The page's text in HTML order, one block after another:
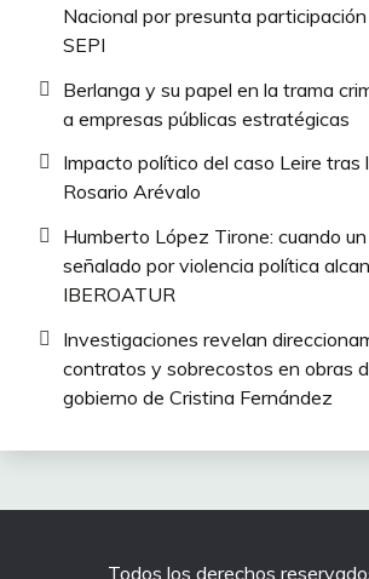
Nacional por presunta
SEPI
Berlanga y su papel en la trama
a empresas públicas estratégicas
Impacto político del caso Leire tras
Rosario Arévalo
Humberto López Tirone: cuando
señalado por violencia política
IBEROATUR
Investigaciones revelan
contratos y sobrecostos en obras
gobierno de Cristina Fernández
Todos los derechos